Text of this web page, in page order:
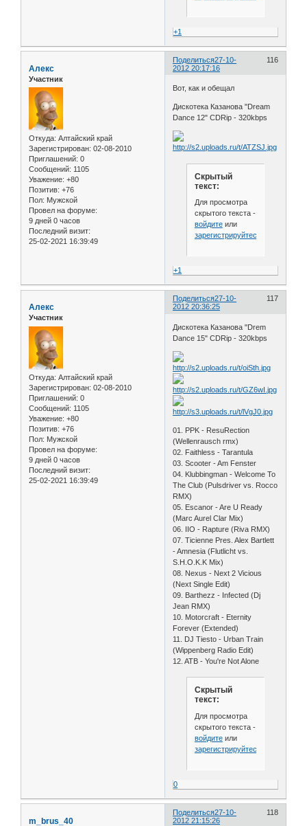
+1
Поделиться 116
27-10-
2012 20:17:16
Алекс
Участник
Откуда: Алтайский край
Зарегистрирован: 02-08-2010
Приглашений: 0
Сообщений: 1105
Уважение: +80
Позитив: +76
Пол: Мужской
Провел на форуме:
9 дней 0 часов
Последний визит:
25-02-2021 16:39:49
Вот, как и обещал
Дискотека Казанова "Dream
Dance 12" CDRip - 320kbps
Скрытый
текст:
Для просмотра
скрытого текста -
войдитеили
зарегистрируйтесь
+1
Поделиться 117
27-10-
2012 20:36:25
Алекс
Участник
Откуда: Алтайский край
Зарегистрирован: 02-08-2010
Приглашений: 0
Сообщений: 1105
Уважение: +80
Позитив: +76
Пол: Мужской
Провел на форуме:
9 дней 0 часов
Последний визит:
25-02-2021 16:39:49
Дискотека Казанова "Drem
Dance 15" CDRip - 320kbps
01. PPK - ResuRection
(Wellenrausch rmx)
02. Faithless - Tarantula
03. Scooter - Am Fenster
04. Klubbingman - Welcome To
The Club (Pulsdriver vs. Rocco
RMX)
05. Escanor - Are U Ready
(Marc Aurel Clar Mix)
06. IIO - Rapture (Riva RMX)
07. Ticienne Pres. Alex Bartlett
- Amnesia (Flutlicht vs.
S.H.O.K.K Mix)
08. Nexus - Next 2 Vicious
(Next Single Edit)
09. Barthezz - Infected (Dj
Jean RMX)
10. Motorcraft - Eternity
Forever (Extended)
11. DJ Tiesto - Urban Train
(Wippenberg Radio Edit)
12. ATB - You're Not Alone
Скрытый
текст:
Для просмотра
скрытого текста -
войдитеили
зарегистрируйтесь
0
Поделиться 118
27-10-
2012 21:15:26
m_brus_40